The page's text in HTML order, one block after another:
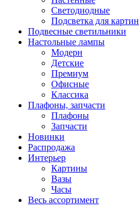
Светодиодные
Подсветка для картин
Подвесные светильники
Настольные лампы
Модерн
Детские
Премиум
Офисные
Классика
Плафоны, запчасти
Плафоны
Запчасти
Новинки
Распродажа
Интерьер
Картины
Вазы
Часы
Весь ассортимент